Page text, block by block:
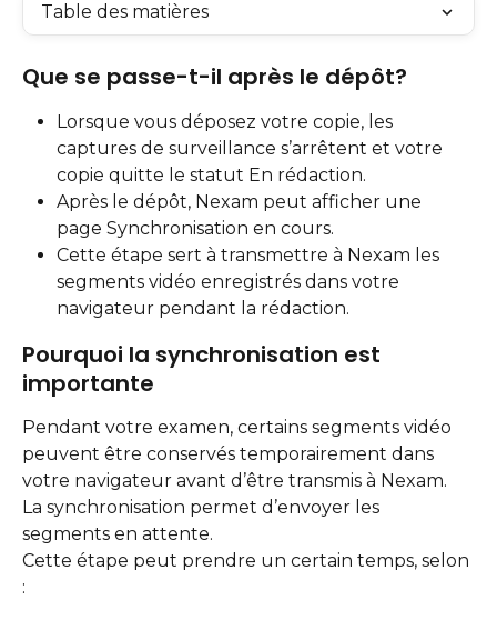
Table des matières
Que se passe-t-il après le dépôt?
Lorsque vous déposez votre copie, les
captures de surveillance s’arrêtent et votre
copie quitte le statut En rédaction.
Après le dépôt, Nexam peut afficher une
page Synchronisation en cours.
Cette étape sert à transmettre à Nexam les
segments vidéo enregistrés dans votre
navigateur pendant la rédaction.
Pourquoi la synchronisation est
importante
Pendant votre examen, certains segments vidéo
peuvent être conservés temporairement dans
votre navigateur avant d’être transmis à Nexam.
La synchronisation permet d’envoyer les
segments en attente.
Cette étape peut prendre un certain temps, selon
: